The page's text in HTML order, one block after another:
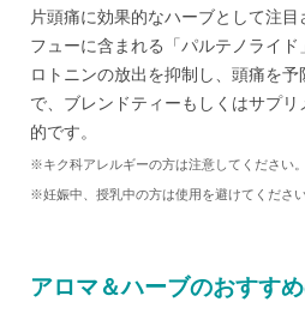
片頭痛に効果的なハーブとして注
フューに含まれる「パルテノライ
ロトニンの放出を抑制し、頭痛を
で、ブレンドティーもしくはサプ
的です。
※キク科アレルギーの方は注意してください。
※妊娠中、授乳中の方は使用を避けてください
アロマ＆ハーブのおすす